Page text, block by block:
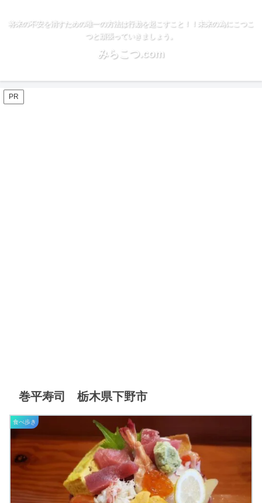
将来の不安を消すための唯一の方法は行動を起こすこと！！未来の為にこつこ
つと頑張っていきましょう。
みらこつ.com
PR
巻平寿司 栃木県下野市
食べ歩き